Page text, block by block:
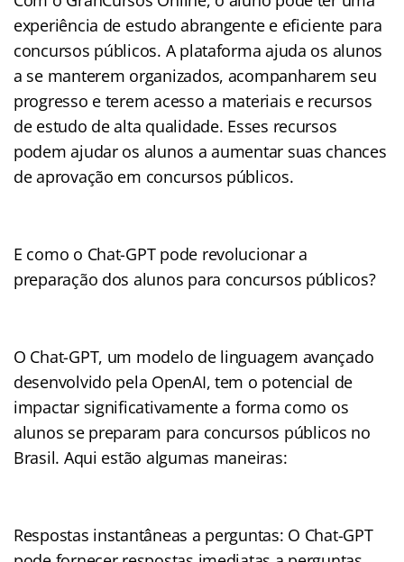
experiência de estudo abrangente e eficiente para
concursos públicos. A plataforma ajuda os alunos
a se manterem organizados, acompanharem seu
progresso e terem acesso a materiais e recursos
de estudo de alta qualidade. Esses recursos
podem ajudar os alunos a aumentar suas chances
de aprovação em concursos públicos.
E como o Chat-GPT pode revolucionar a
preparação dos alunos para concursos públicos?
O Chat-GPT, um modelo de linguagem avançado
desenvolvido pela OpenAI, tem o potencial de
impactar significativamente a forma como os
alunos se preparam para concursos públicos no
Brasil. Aqui estão algumas maneiras:
Respostas instantâneas a perguntas: O Chat-GPT